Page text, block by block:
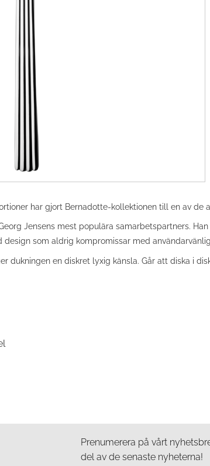
har gjort Bernadotte-kollektionen till en av de
Jensens mest populära samarbetspartners.
design som aldrig kompromissar med
dukningen en diskret lyxig känsla. Går att diska i
Prenumerera på vårt
del av de senaste nyheterna!